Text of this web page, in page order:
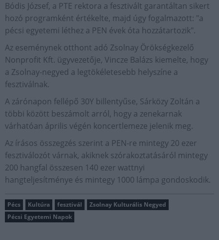
Bódis József, a PTE rektora a fesztivált garantáltan sikert
hozó programként értékelte, majd úgy fogalmazott: "a
pécsi egyetemi léthez a PEN évek óta hozzátartozik".
Az eseménynek otthont adó Zsolnay Örökségkezelő
Nonprofit Kft. ügyvezetője, Vincze Balázs kiemelte, hogy
a Zsolnay-negyed a legtökéletesebb helyszíne a
fesztiválnak.
A zárónapon fellépő 30Y billentyűse, Sárközy Zoltán a
többi között beszámolt arról, hogy a zenekarnak
várhatóan április végén koncertlemeze jelenik meg.
Az írásos összegzés szerint a PEN-re mintegy 20 ezer
fesztiválozót várnak, akiknek szórakoztatásáról mintegy
200 hangfal összesen 140 ezer wattnyi
hangteljesítménye és mintegy 1000 lámpa gondoskodik.
Pécs Kultúra fesztivál
Zsolnay Kulturális Negyed
Pécsi Egyetemi Napok